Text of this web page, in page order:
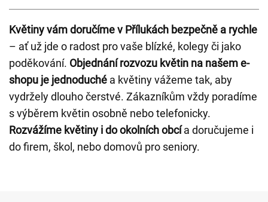
Květiny vám doručíme v Přílukách bezpečně a rychle
– ať už jde o radost pro vaše blízké, kolegy či jako
poděkování. Objednání rozvozu květin na našem e-
shopu je jednoduché a květiny vážeme tak, aby
vydržely dlouho čerstvé. Zákazníkům vždy poradíme
s výběrem květin osobně nebo telefonicky.
Rozvážíme květiny i do okolních obcía doručujeme i
do firem, škol, nebo domovů pro seniory.